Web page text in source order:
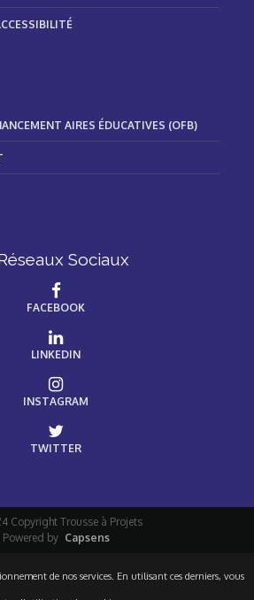
AIRES ÉDUCATIVES (OFB)
Sociaux
FACEBOOK
LINKEDIN
INSTAGRAM
TWITTER
Copyright Trousse à Projets
Powered by Capsens
de nos services. En utilisant ces derniers, vous